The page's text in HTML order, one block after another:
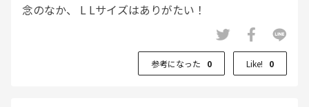
念のなか、 L Lサイズはありがたい！
参考になった 0 Like! 0